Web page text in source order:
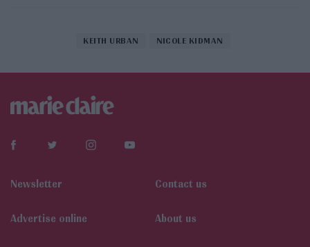
KEITH URBAN NICOLE KIDMAN
Newsletter Contact us
Αdvertise online About us